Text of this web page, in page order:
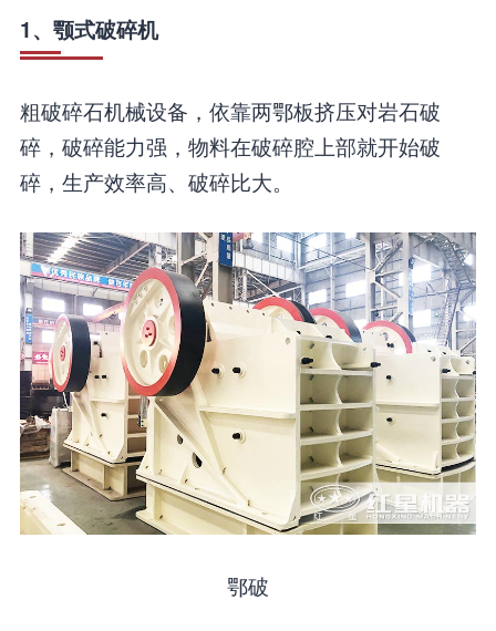
1、颚式破碎机
粗破碎石机械设备，依靠两鄂板挤压对岩石破
碎，破碎能力强，物料在破碎腔上部就开始破
碎，生产效率高、破碎比大。
鄂破